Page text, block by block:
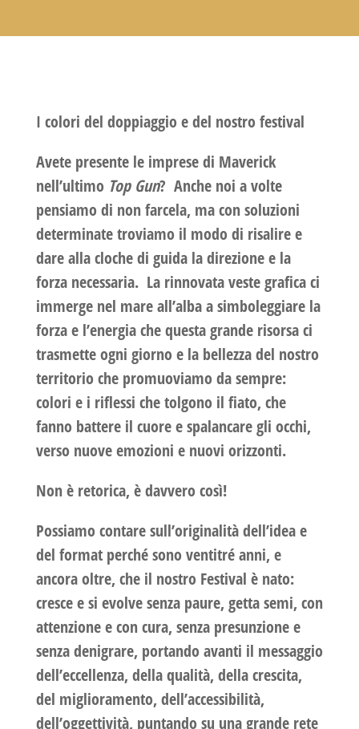
I colori del doppiaggio e del nostro festival
Avete presente le imprese di Maverick
nell’ultimo Top Gun? Anche noi a volte
pensiamo di non farcela, ma con soluzioni
determinate troviamo il modo di risalire e
dare alla cloche di guida la direzione e la
forza necessaria. La rinnovata veste grafica ci
immerge nel mare all’alba a simboleggiare la
forza e l’energia che questa grande risorsa ci
trasmette ogni giorno e la bellezza del nostro
territorio che promuoviamo da sempre:
colori e i riflessi che tolgono il fiato, che
fanno battere il cuore e spalancare gli occhi,
verso nuove emozioni e nuovi orizzonti.
Non è retorica, è davvero così!
Possiamo contare sull’originalità dell’idea e
del format perché sono ventitré anni, e
ancora oltre, che il nostro Festival è nato:
cresce e si evolve senza paure, getta semi, con
attenzione e con cura, senza presunzione e
senza denigrare, portando avanti il messaggio
dell’eccellenza, della qualità, della crescita,
del miglioramento, dell’accessibilità,
dell’oggettività, puntando su unagrande rete